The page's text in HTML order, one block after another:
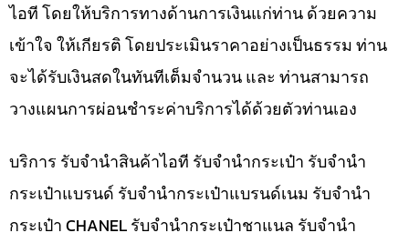
ไอที โดยให้บริการทางด้านการเงินแก่ท่าน ด้วยความ
เข้าใจ ให้เกียรติ โดยประเมินราคาอย่างเป็นธรรม ท่าน
จะได้รับเงินสดในทันทีเต็มจำนวน และ ท่านสามารถ
วางแผนการผ่อนชำระค่าบริการได้ด้วยตัวท่านเอง
บริการ รับจำนำสินค้าไอที รับจำนำกระเป๋า รับจำนำ
กระเป๋าแบรนด์ รับจำนำกระเป๋าแบรนด์เนม รับจำนำ
กระเป๋า CHANEL รับจำนำกระเป๋าชาแนล รับจำนำ